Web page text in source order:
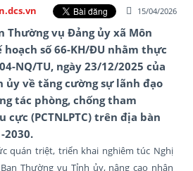
15/04/2026
Thường vụ Đảng ủy xã Môn
hoạch số 66-KH/ĐU nhằm thực
NQ/TU, ngày 23/12/2025 của
ủy về tăng cường sự lãnh đạo
tác phòng, chống tham
cực (PCTNLPTC) trên địa bàn
2030.
quán triệt, triển khai nghiêm túc Nghị
Thường vụ Tỉnh ủy, nâng cao nhận